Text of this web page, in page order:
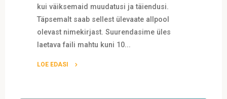
kui väiksemaid muudatusi ja täiendusi.
Täpsemalt saab sellest ülevaate allpool
olevast nimekirjast. Suurendasime üles
laetava faili mahtu kuni 10...
LOE EDASI